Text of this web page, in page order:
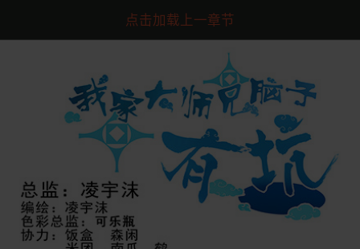
点击加载上一章节